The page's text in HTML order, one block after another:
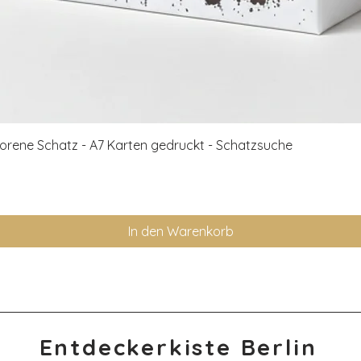
Schnellansicht
Schatz - A7 Karten gedruckt - Schatzsuche
In den Warenkorb
Entdeckerkiste Berlin